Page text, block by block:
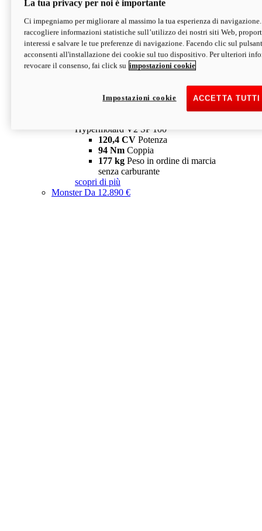
V2 SP
Hypermotard V2 SP
120,4 CVPotenza
94 NmCoppia
177 kgPeso in ordine di marcia
senza carburante
Depotenziata 35 kW: 18.890 € i
configura scopri di più
Hypermotard V2 SP 100
120,4 CV Potenza
94 Nm Coppia
177 kg Peso in ordine di marcia
senza carburante
scopri di più
MonsterDa 12.890 €
La tua privacy per noi è importante
Ci impegniamo per migliorare al massimo la tua esperienza di
raccogliere informazioni statistiche sull’utilizzo dei nostri siti Web,
interessi e salvare le tue preferenze di navigazione. Facendo clic sul
acconsenti all'installazione dei cookie sul tuo dispositivo. Per ulteriori
revocare il consenso, fai click su impostazioni cookie
ACCETTA
Impostazioni cookie